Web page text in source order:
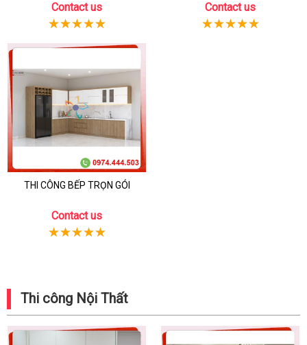
Contact us Contact us
THI CÔNG BẾP TRỌN GÓI
Contact us
Thi công Nội Thất